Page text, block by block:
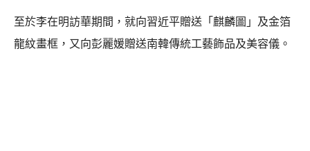
至於李在明訪華期間，就向習近平贈送「麒麟圖」及金箔
龍紋畫框，又向彭麗媛贈送南韓傳統工藝飾品及美容儀。